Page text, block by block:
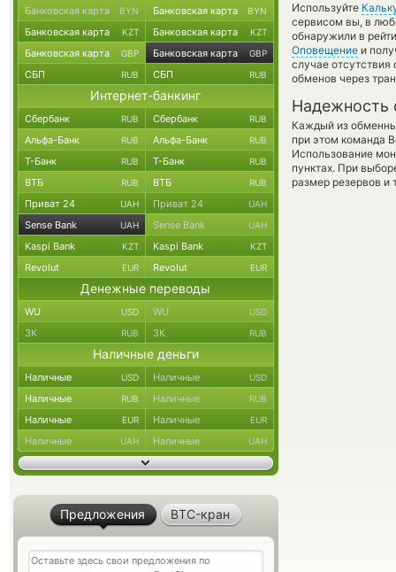
Используйте
сервисом вы, в
обнаружили в
Оповещение и
случае
обменов через
Надежность
Каждый из
при этом команда
Использование
пунктах. При
размер резервов и
Банковская карта BYN Банковская карта BYN
Банковская карта KZT Банковская карта KZT
Банковская карта GBP Банковская карта GBP
СБП RUB СБП RUB
Интернет-банкинг
Сбербанк RUB Сбербанк RUB
Альфа-Банк RUB Альфа-Банк RUB
Т-Банк RUB Т-Банк RUB
ВТБ RUB ВТБ RUB
Приват 24 UAH Приват 24 UAH
Sense Bank UAH Sense Bank UAH
Kaspi Bank KZT Kaspi Bank KZT
Revolut EUR Revolut EUR
Денежные переводы
WU USD WU USD
ЗК RUB ЗК RUB
Наличные деньги
Наличные USD Наличные USD
Наличные RUB Наличные RUB
Наличные EUR Наличные EUR
Наличные UAH Наличные UAH
Предложения BTC-кран